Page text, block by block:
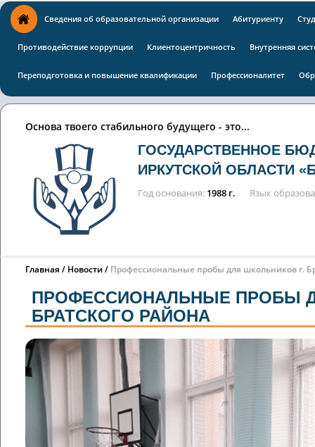
Сведения об образовательной организации Абитуриенту
Противодействие коррупции Клиентоцентричность Внутренняя
Переподготовка и повышение квалификации Профессионалитет
Основа твоего стабильного будущего - это...
ГОСУДАРСТВЕННОЕ
ИРКУТСКОЙ ОБЛАСТИ
Год основания 1988 г. Язык
Главная Новости Профессиональные пробы для школьников г.
ПРОФЕССИОНАЛЬНЫЕ ПРОБЫ
БРАТСКОГО РАЙОНА